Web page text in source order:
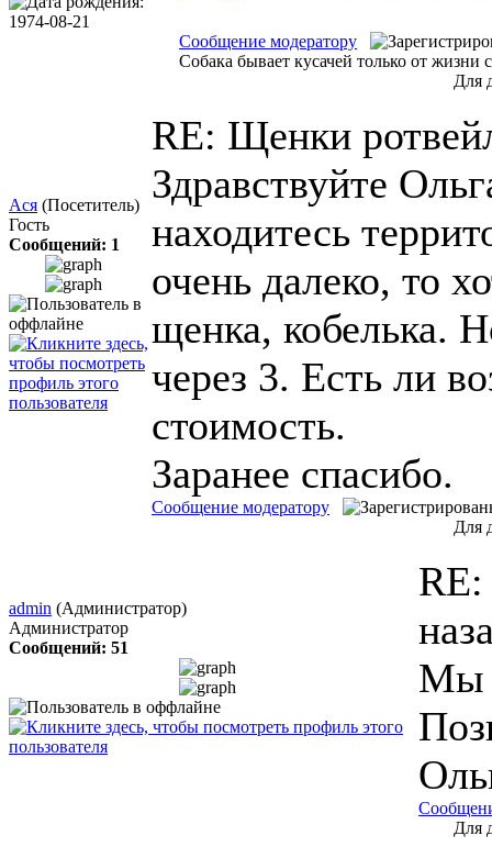
Сообщение модератору
Собака бывает кусачей только от жизни
Для
Ася (Посетитель)
Гость
Сообщений: 1
RE: Щенки
Здравствуйте
находитесь
очень далеко, то
щенка, кобелька.
через 3. Есть ли
стоимость.
Заранее спасибо.
Сообщение модератору
Для
admin (Администратор)
Администратор
Сообщений: 51
Мы
Для